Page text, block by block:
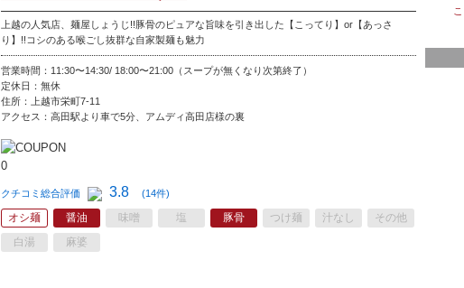
上越の人気店、麺屋しょうじ!!豚骨のピュアな旨味を引き出した【こってり】or【あっさ
り】!!コシのある喉ごし抜群な自家製麺も魅力
営業時間：11:30〜14:30/ 18:00〜21:00（スープが無くなり次第終了）
定休日：無休
住所：上越市栄町7-11
アクセス：高田駅より車で5分、アムディ高田店様の裏
クチコミ総合評価 3.8 (14件)
オシ麺 醤油 味噌 塩 豚骨 つけ麺 汁なし
その他
白湯
麻婆